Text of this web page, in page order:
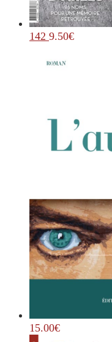
142 9.50€
15.00€